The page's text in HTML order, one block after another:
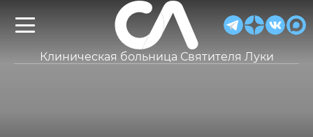
Клиническая больница Святителя Луки